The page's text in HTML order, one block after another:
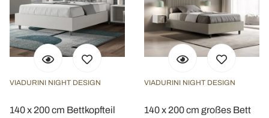
VIADURINI NIGHT DESIGN
140 x 200 cm Bettkopfteil
VIADURINI NIGHT DESIGN
140 x 200 cm großes Bett